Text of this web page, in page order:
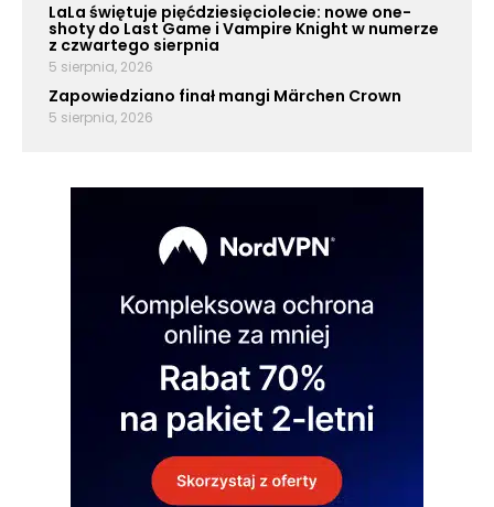
LaLa świętuje pięćdziesięciolecie: nowe one-
shoty do Last Game i Vampire Knight w numerze
z czwartego sierpnia
5 sierpnia, 2026
Zapowiedziano finał mangi Märchen Crown
5 sierpnia, 2026